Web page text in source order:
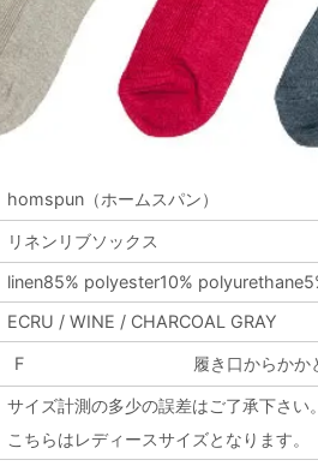
homspun（ホームスパン）
リネンリブソックス
linen85% polyester10%
ECRU / WINE / CHARCOAL GRAY
F 履き口からか
サイズ計測の多少の誤差はご了承下さい
こちらはレディースサイズとなります。